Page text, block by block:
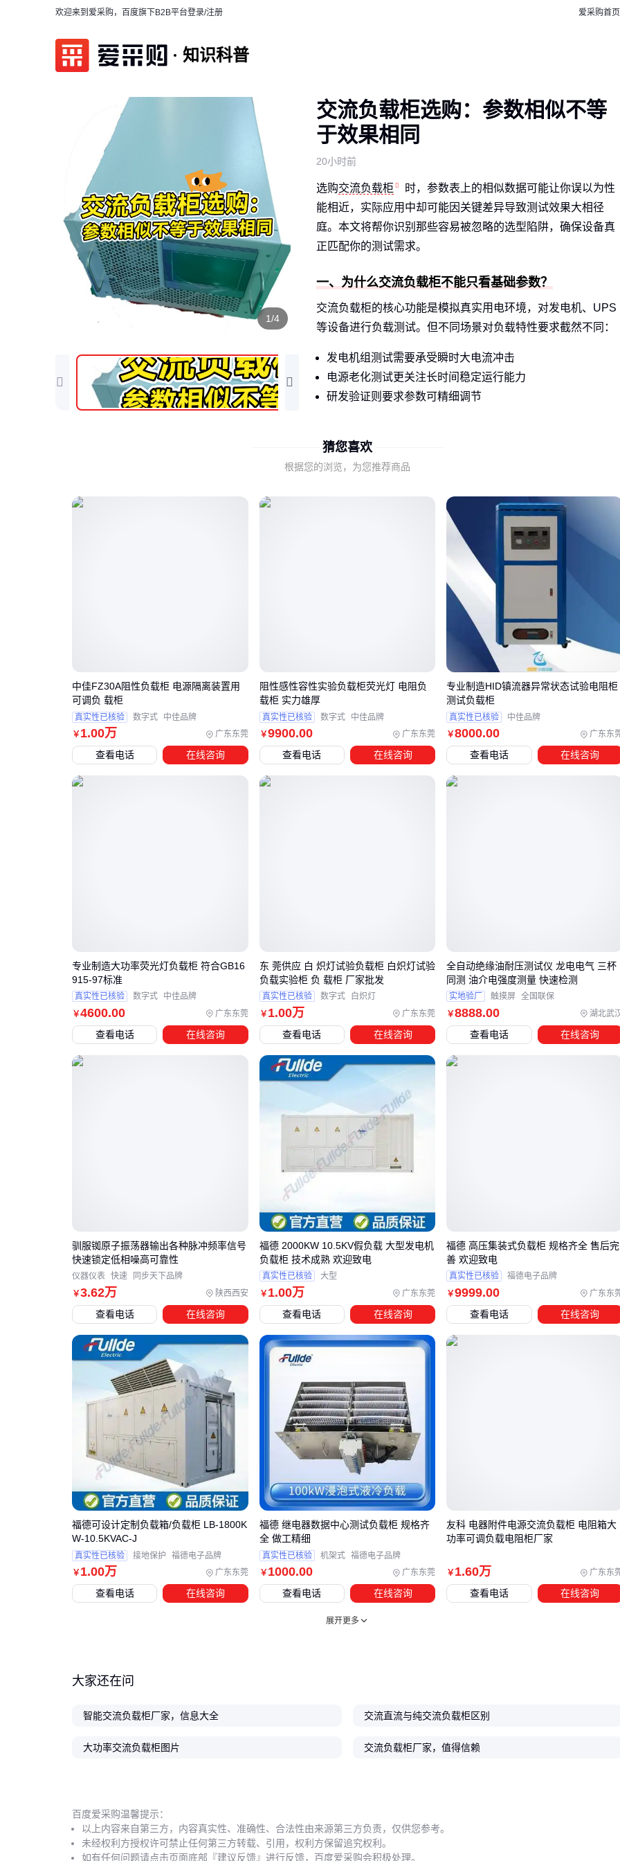
欢迎来到爱采购，百度旗下B2B平台登录/注册 爱采购首页
知识科普
1/4
交流负载柜选购：参数相似不等
于效果相同
20小时前
选购交流负载柜
时，参数表上的相似数据可能让你误以为性
能相近，实际应用中却可能因关键差异导致测试效果大相径
庭。本文将帮你识别那些容易被忽略的选型陷阱，确保设备真
正匹配你的测试需求。
一、为什么交流负载柜不能只看基础参数？
交流负载柜的核心功能是模拟真实用电环境，对发电机、UPS
等设备进行负载测试。但不同场景对负载特性要求截然不同：
发电机组测试需要承受瞬时大电流冲击
电源老化测试更关注长时间稳定运行能力
研发验证则要求参数可精细调节
设计、控制精度等隐性差异，会直接影响极端工况下的测试可
靠性。
设备。接下来需要重点关注哪些参数才能真正区分性能？
二、三个容易被低估的关键性能维度
负载响应速度决定了设备能否捕捉瞬态特性，这对柴油发电机
等动态测试至关重要。部分低价型号为降低成本采用机械式切
连续运行稳定性受散热系统设计影响显著。液冷式负载柜比普
通风冷机型更适合高温环境长时间作业，但采购时容易被忽
控制精度差异在低负载区间尤为明显。当测试精密电源设备
时，±5%的误差可能掩盖待测产品的真实性能问题。
这些隐性维度往往需要结合具体测试场景评估，接下来该如何
根据你的主要用途锁定合适型号？
性
短期冲击负载测试：优先考虑散热设计和过载保护响应速
度，避免频繁启停导致设备寿命缩短
三相交流负载柜
特别适合中高功率的工业场景，其结构优势
体现在：
平衡负载特性可真实模拟三相设备工作状态
多回路设计便于分相调节测试
大容量散热系统支持长时间连续运行 但需注意配套电源的相
位匹配问题，误接可能导致保护装置误动作。
有限。混合测试系统可考虑搭配
选型决策最后需验证三个维度：
测试协议要求的精度等级是否被设备实际支持
预留至少20%的功率冗余应对突发测试需求
往比初期采购价差影响更大。
四、选完主设备后，这些配套工具同样影响测试效率
交流负载柜的核心功能是模拟真实负载环境，但完整的测试系
统还需要配套设备协同工作。常见的配套需求包括数据采集、
散热管理和连接线缆等。
数据采集与分析：负载柜测试软件
等参数，部分高端型号还支持生成可视化报告，这对长期监
测和故障诊断至关重要。
散热管理：大功率测试时，负载柜散热片 和工业散热风扇
的组合能有效控制设备温度，避免过热导致的测试误差。
连接与安全：根据测试对象不同，可能需要准备专用负载连
接线或
电流传感器 ，确保信号传输稳定。
配套设备的选择需匹配主设备的接口规格和测试场景。例如，
容或功能缺失导致二次采购。专业厂商通常能提供系统集成建
散热系统清洁：定期清除散热片积灰，检查风扇转速，高温
猜您喜欢
根据您的浏览，为您推荐商品
￥ 1.00万 广东东莞
中佳FZ30A阻性负载柜 电源隔离装置用
可调负 载柜
真实性已核验 数字式 中佳品牌
查看电话 在线咨询
￥9900.00 广东东莞
阻性感性容性实验负载柜荧光灯 电阻负
载柜 实力雄厚
真实性已核验 数字式 中佳品牌
查看电话 在线咨询
￥8000.00 广东东
专业制造HID镇流器异常状态试验电阻柜
测试负载柜
真实性已核验 中佳品牌
查看电话 在线咨询
￥4600.00 广东东莞
专业制造大功率荧光灯负载柜 符合GB16
915-97标准
真实性已核验 数字式 中佳品牌
查看电话 在线咨询
￥ 1.00万 广东东莞
东 莞供应 白 炽灯试验负载柜 白炽灯试验
负载实验柜 负 载柜 厂家批发
真实性已核验 数字式 白炽灯
查看电话 在线咨询
￥8888.00 湖北武
全自动绝缘油耐压测试仪 龙电电气 三杯
同测 油介电强度测量 快速检测
实地验厂 触摸屏 全国联保
查看电话 在线咨询
￥3.62万 陕西西安
驯服铷原子振荡器输出各种脉冲频率信号
快速锁定低相噪高可靠性
仪器仪表 快速 同步天下品牌
查看电话 在线咨询
￥1.00万 广东东莞
福德 2000KW 10.5KV假负载 大型发电机
负载柜 技术成熟 欢迎致电
真实性已核验 大型
查看电话 在线咨询
￥9999.00 广东东
福德 高压集装式负载柜 规格齐全 售后完
善 欢迎致电
真实性已核验 福德电子品牌
查看电话 在线咨询
￥ 1.00万 广东东莞
福德可设计定制负载箱/负载柜 LB-1800K
W-10.5KVAC-J
真实性已核验 接地保护 福德电子品牌
查看电话 在线咨询
￥ 1000.00 广东东莞
福德 继电器数据中心测试负载柜 规格齐
全 做工精细
真实性已核验 机架式 福德电子品牌
查看电话 在线咨询
￥ 1.60万 广东东
友科 电器附件电源交流负载柜 电阻箱大
功率可调负载电阻柜厂家
查看电话 在线咨询
展开更多
大家还在问
智能交流负载柜厂家，信息大全 交流直流与纯交流负载柜区别
大功率交流负载柜图片 交流负载柜厂家，值得信赖
百度爱采购温馨提示：
以上内容来自第三方，内容真实性、准确性、合法性由来源第三方负责，仅供您参考。
未经权利方授权许可禁止任何第三方转载、引用，权利方保留追究权利。
如有任何问题请点击页面底部『建议反馈』进行反馈，百度爱采购会积极处理。